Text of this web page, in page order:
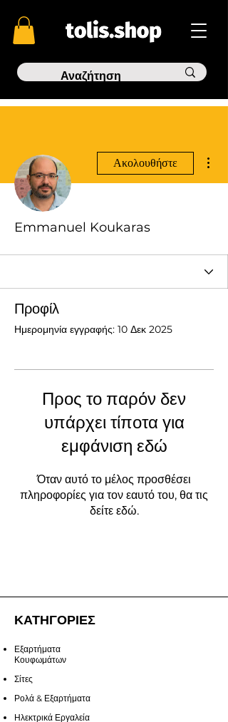
Ακολουθήστε
Emmanuel Koukaras
Προφίλ
Ημερομηνία εγγραφής: 10 Δεκ 2025
Προς το παρόν δεν
υπάρχει τίποτα για
εμφάνιση εδώ
Όταν αυτό το μέλος προσθέσει
πληροφορίες για τον εαυτό του, θα τις
δείτε εδώ.
ΚΑΤΗΓΟΡΙΕΣ
Εξαρτήματα
Κουφωμάτων
Σίτες
Ρολά & Εξαρτήματα
Ηλεκτρικά Εργαλεία